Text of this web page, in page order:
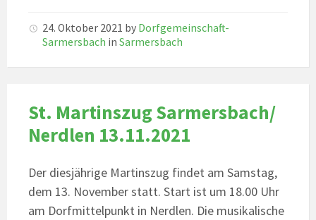
24. Oktober 2021 by Dorfgemeinschaft-
Sarmersbach in Sarmersbach
St. Martinszug Sarmersbach/
Nerdlen 13.11.2021
Der diesjährige Martinszug findet am Samstag,
dem 13. November statt. Start ist um 18.00 Uhr
am Dorfmittelpunkt in Nerdlen. Die musikalische